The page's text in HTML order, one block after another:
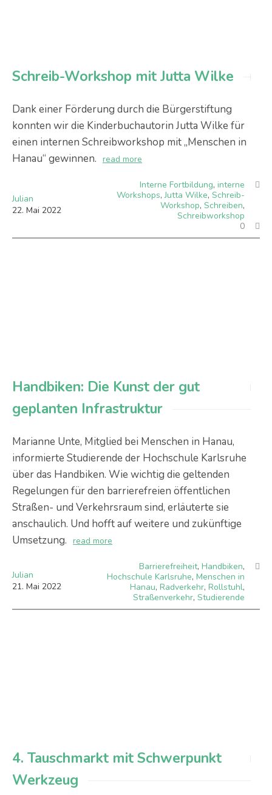
Schreib-Workshop mit Jutta Wilke
Dank einer Förderung durch die Bürgerstiftung
konnten wir die Kinderbuchautorin Jutta Wilke für
einen internen Schreibworkshop mit „Menschen in
Hanau“ gewinnen. read more
Julian
22. Mai 2022
Interne Fortbildung, interne
Workshops,Jutta Wilke, Schreib-
Workshop, Schreiben,
Schreibworkshop
0
Handbiken: Die Kunst der gut
geplanten Infrastruktur
Marianne Unte, Mitglied bei Menschen in Hanau,
informierte Studierende der Hochschule Karlsruhe
über das Handbiken. Wie wichtig die geltenden
Regelungen für den barrierefreien öffentlichen
Straßen- und Verkehrsraum sind, erläuterte sie
anschaulich. Und hofft auf weitere und zukünftige
Umsetzung. read more
Julian
21. Mai 2022
Barrierefreiheit, Handbiken,
Hochschule Karlsruhe, Menschen in
Hanau, Radverkehr, Rollstuhl,
Straßenverkehr, Studierende
4. Tauschmarkt mit Schwerpunkt
Werkzeug